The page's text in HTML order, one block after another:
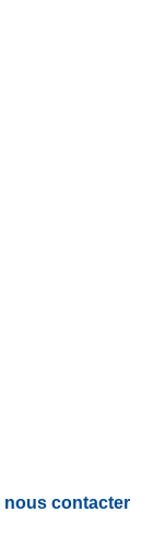
nous contacter